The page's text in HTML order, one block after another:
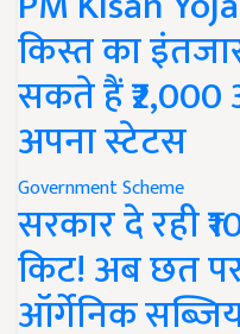
किस्त का
सकते हैं
अपना स्टेटस
Government Scheme
सरकार दे रही
किट! अब छत
ऑर्गेनिक